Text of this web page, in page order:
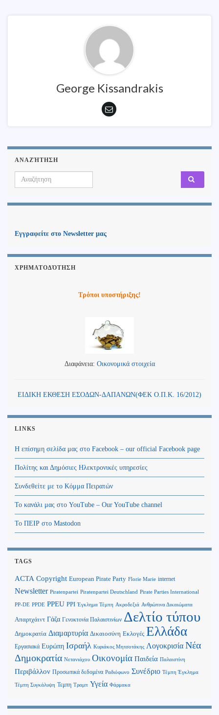
George Kissandrakis
ΑΝΑΖΉΤΗΣΗ
Search for:
Εγγραφείτε στο Newsletter μας
ΧΡΗΜΑΤΟΔΌΤΗΣΗ
Τρόποι υποστήριξης!
Διαφάνεια: Οικονομικά στοιχεία
ΕΙΔΙΚΗ ΕΚΘΕΣΗ ΕΣΟΔΩΝ-ΔΑΠΑΝΩΝ(ΦΕΚ Ο.Π.Κ. 16/2012)
LINKS
Η επίσημη σελίδα μας στο Facebook – our official Facebook page
Πολίτης και Δημόσιες Ηλεκτρονικές υπηρεσίες
Συνδεθείτε με το Κόμμα Πειρατών
Το κανάλι μας στο YouTube – Our YouTube channel
Το ΠΕΙΡ στο Mastodon
TAGS
ACTA Copyright European Pirate Party Florie Marie internet
Newsletter Piratenpartei Piratenpartei Deutschland Pirate Parties International
PP-DE PPDE PPEU PPI Έγκλημα Τέμπη Ακροδεξιά Ανθρώπινα Δικαιώματα
Απαρτχάιντ Γάζα Γενοκτονία Παλαιστινίων Δελτίο τύπου
Δημοκρατία Διαμαρτυρία Δικαιοσύνη Εκλογές Ελλάδα
Εργασιακά Ευρώπη Ισραήλ Κυριάκος Μητσοτάκης Λογοκρισία Νέα
Δημοκρατία Νετανιάχου Οικονομία Παιδεία Παλαιστίνη
Περιβάλλον Προσωπικά δεδομένα Ραδιόφωνο Συνέδριο Τέμπη Έγκλημα
Τέμπη Συγκάλυψη Τεμπη Τραμπ Υγεία Φάρμακα